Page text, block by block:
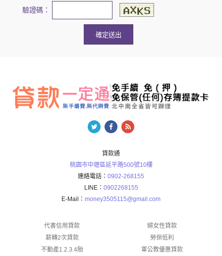
驗證碼：
貸款通
桃園市中壢區延平路500號10樓
連絡電話： 0902-268155
LINE： 0902268155
E-Mail： money3505115@gmail.com
代書信用貸款
婦女性貸款
薪轉2次貸款
勞保低利
不動產1.2.3.4胎
軍公教優惠貸款